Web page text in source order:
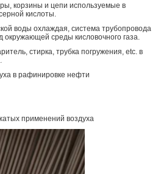
корзины и цепи используемые в
кислоты.
воды охлаждая, система трубопровода
окружающей среды кисловочного газа.
стирка, трубка погружения, etc. в
в рафинировке нефти
применений воздуха